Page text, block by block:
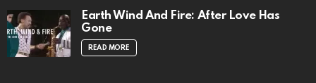
Earth Wind And Fire: After Love Has
Gone
READ MORE